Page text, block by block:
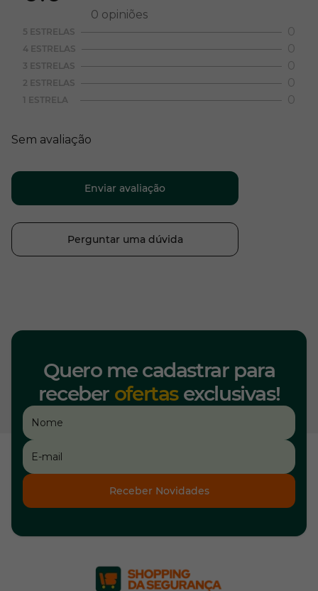
0 opiniões
5 ESTRELAS 0
4 ESTRELAS 0
3 ESTRELAS 0
2 ESTRELAS 0
1 ESTRELA 0
Sem avaliação
Enviar avaliação
Perguntar uma dúvida
Quero me cadastrar para
receber ofertasexclusivas!
Receber Novidades